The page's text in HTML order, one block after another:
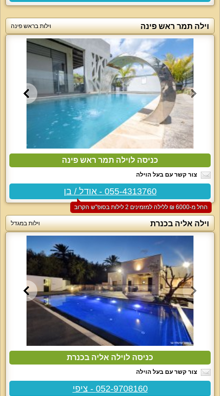
וילה תמר ראש פינה וילות בראש פינה
כניסה לוילה תמר ראש פינה
צור קשר עם בעל הוילה
055-4313760 - אודל / בן
החל מ-‏6000 ₪ ללילה למזמינים 2 לילות בסופ"ש הקרוב
וילה אליה בכנרת וילות במגדל
כניסה לוילה אליה בכנרת
צור קשר עם בעל הוילה
052-9708160 - ציפי